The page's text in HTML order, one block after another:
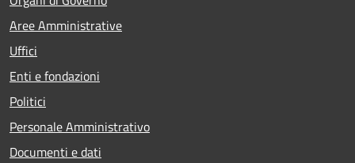
Aree Amministrative
Uffici
Enti e fondazioni
Politici
Personale Amministrativo
Documenti e dati